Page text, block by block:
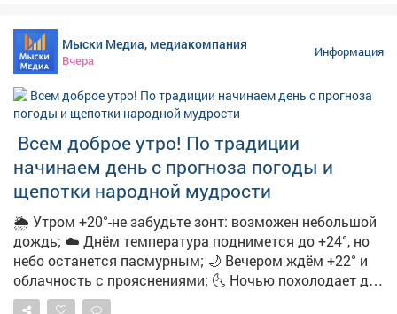
перейти по ссылке. ➡️ ❗️Будьте бдительны и
предупредите близких! Переходить по ссылке опасно,
она может быть фишинговой. Пользователь рискует
потерять деньги и предоставить мошенникам
персональные данные. Обо всех акциях
маркетплейсы информируют на своих официальных
ресурсах.
Мыски Медиа, медиакомпания
Вчера
Информация
Всем доброе утро! По традиции
начинаем день с прогноза погоды и
щепотки народной мудрости
🌦 Утром +20°-не забудьте зонт: возможен небольшой
дождь; ☁️ Днём температура поднимется до +24°, но
небо останется пасмурным; 🌙 Вечером ждём +22° и
облачность с прояснениями; 🌜 Ночью похолодает до
+15°-облачно с прояснениями. 🌿 А ещё с